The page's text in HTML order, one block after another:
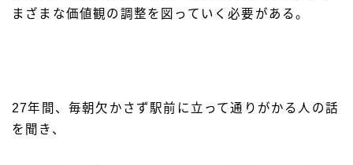
まざまな価値観の調整を図っていく必要がある。
27年間、毎朝欠かさず駅前に立って通りがかる人の話
を聞き、